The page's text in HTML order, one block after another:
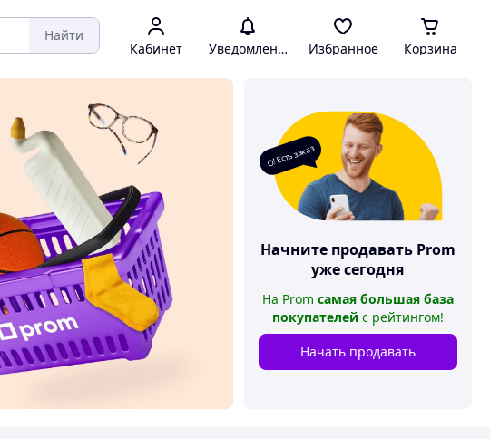
Найти
Кабинет Уведомления Избранное Корзина
О! Есть заказ
Начните продавать Prom
уже сегодня
На Prom самая большая база
покупателей с рейтингом!
Начать продавать